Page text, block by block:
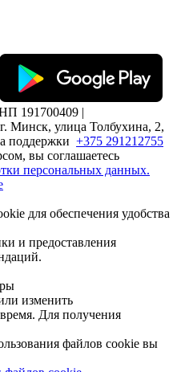
191700409 |
Минск, улица Толбухина, 2,
поддержки +375 291212755
вы соглашаетесь
персональных данных.
для обеспечения удобства
и предоставления
изменить
время. Для получения
файлов cookie вы